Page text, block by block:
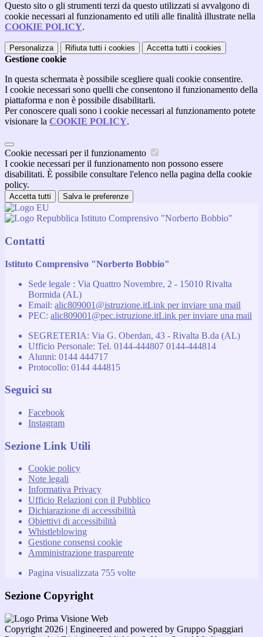
Questo sito o gli strumenti terzi da questo utilizzati si avvalgono di
cookie necessari al funzionamento ed utili alle finalità illustrate nella
COOKIE POLICY.
Personalizza Rifiuta tutti i cookies Accetta tutti i cookies
Gestione cookie
In questa schermata è possibile scegliere quali cookie consentire.
I cookie necessari sono quelli che consentono il funzionamento della
piattaforma e non è possibile disabilitarli.
Per conoscere quali sono i cookie necessari al funzionamento potete
visionare la COOKIE POLICY.
Cookie necessari per il funzionamento
I cookie necessari per il funzionamento non possono essere
disabilitati. È possibile consultare l'elenco nella pagina della cookie
policy.
Accetta tutti Salva le preferenze
Istituto Comprensivo "Norberto Bobbio"
Contatti
Istituto Comprensivo "Norberto Bobbio"
Sede legale : Via Quattro Novembre, 2 - 15010 Rivalta
Bormida (AL)
Email: alic809001@istruzione.itLink per inviare una mail
PEC: alic809001@pec.istruzione.itLink per inviare una mail
SEGRETERIA: Via G. Oberdan, 43 - Rivalta B.da (AL)
Ufficio Personale: Tel. 0144-444807 0144-444814
Alunni: 0144 444717
Protocollo: 0144 444815
Seguici su
Facebook
Instagram
Sezione Link Utili
Cookie policy
Note legali
Informativa Privacy
Ufficio Relazioni con il Pubblico
Dichiarazione di accessibilità
Obiettivi di accessibilità
Whistleblowing
Gestione consensi cookie
Amministrazione trasparente
Pagina visualizzata 755 volte
Sezione Copyright
Copyright 2026 | Engineered and powered by Gruppo Spaggiari